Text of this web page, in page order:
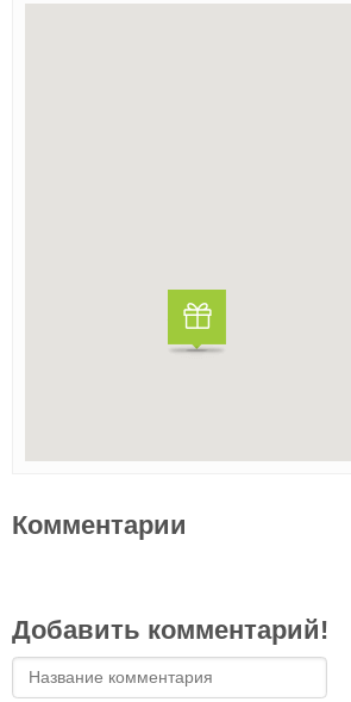
Комментарии
Добавить комментарий!